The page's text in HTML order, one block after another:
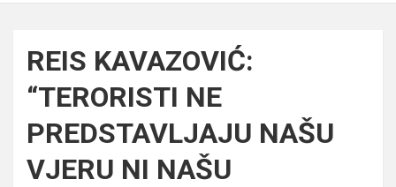
REIS KAVAZOVIĆ:
“TERORISTI NE
PREDSTAVLJAJU NAŠU
VJERU NI NAŠU